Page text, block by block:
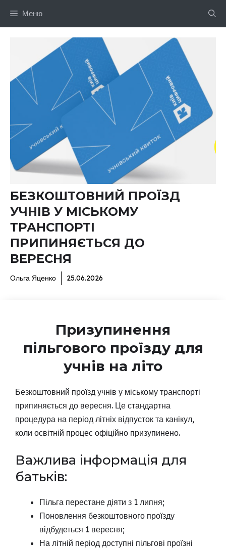
Меню
БЕЗКОШТОВНИЙ ПРОЇЗД
УЧНІВ У МІСЬКОМУ
ТРАНСПОРТІ
ПРИПИНЯЄТЬСЯ ДО
ВЕРЕСНЯ
Ольга Яценко 25.06.2026
Призупинення
пільгового проїзду для
учнів на літо
Безкоштовний проїзд учнів у міському транспорті
припиняється до вересня. Це стандартна
процедура на період літніх відпусток та канікул,
коли освітній процес офіційно призупинено.
Важлива інформація для
батьків:
Пільга перестане діяти з 1 липня;
Поновлення безкоштовного проїзду
відбудеться 1 вересня;
На літній період доступні пільгові проїзні